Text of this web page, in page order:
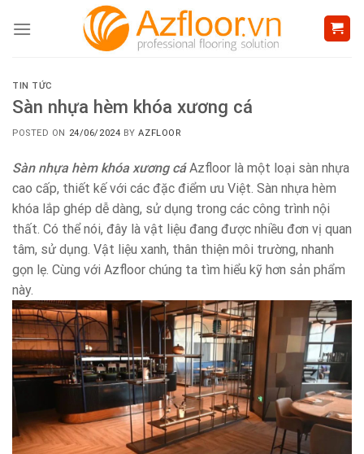
TIN TỨC
Sàn nhựa hèm khóa xương cá
POSTED ON 24/06/2024 BYAZFLOOR
Sàn nhựa hèm khóa xương cáAzfloor là một loại sàn nhựa
cao cấp, thiết kế với các đặc điểm ưu Việt. Sàn nhựa hèm
khóa lắp ghép dễ dàng, sử dụng trong các công trình nội
thất. Có thể nói, đây là vật liệu đang được nhiều đơn vị quan
tâm, sử dụng. Vật liệu xanh, thân thiện môi trường, nhanh
gọn lẹ. Cùng với Azfloor chúng ta tìm hiểu kỹ hơn sản phẩm
này.